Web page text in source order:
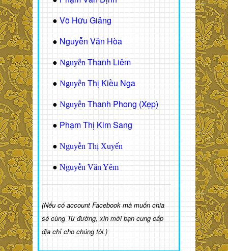
● Võ Hữu Giảng
● Nguyễn Văn Hòa
● Nguyễn Thanh Liêm
● Nguyễn Thị Kiều Nga
● Nguyễn Thanh Phong (Xẹp)
● Phạm Thị Kim Sang
● Nguyễn Thị Xuyến
● Nguyễn Văn Yêm
(Nếu có account Facebook mà muốn chia
sẻ cùng Từ đường, xin mời bạn cung cấp
địa chỉ cho chúng tôi.)